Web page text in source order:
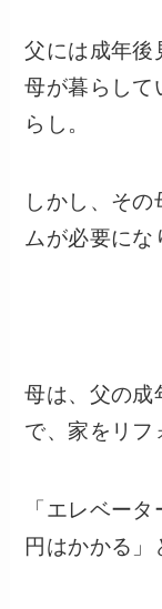
父には成年後
母が暮らして
らし。
しかし、そ
ムが必要にな
母は、父の成
で、家をリフ
「エレベー
円はかかる」